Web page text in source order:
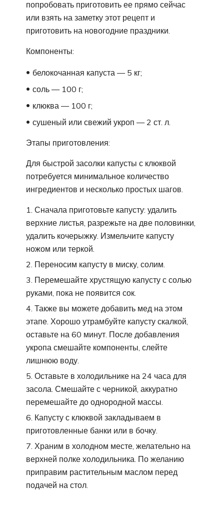
попробовать приготовить ее прямо сейчас
или взять на заметку этот рецепт и
приготовить на новогодние праздники.
Компоненты:
белокочанная капуста — 5 кг;
соль — 100 г;
клюква — 100 г;
сушеный или свежий укроп — 2 ст. л.
Этапы приготовления:
Для быстрой засолки капусты с клюквой
потребуется минимальное количество
ингредиентов и несколько простых шагов.
Сначала приготовьте капусту: удалить
верхние листья, разрежьте на две половинки,
удалить кочерыжку. Измельчите капусту
ножом или теркой.
Переносим капусту в миску, солим.
Перемешайте хрустящую капусту с солью
руками, пока не появится сок.
Также вы можете добавить мед на этом
этапе. Хорошо утрамбуйте капусту скалкой,
оставьте на 60 минут. После добавления
укропа смешайте компоненты, слейте
лишнюю воду.
Оставьте в холодильнике на 24 часа для
засола. Смешайте с черникой, аккуратно
перемешайте до однородной массы.
Капусту с клюквой закладываем в
приготовленные банки или в бочку.
Храним в холодном месте, желательно на
верхней полке холодильника. По желанию
приправим растительным маслом перед
подачей на стол.